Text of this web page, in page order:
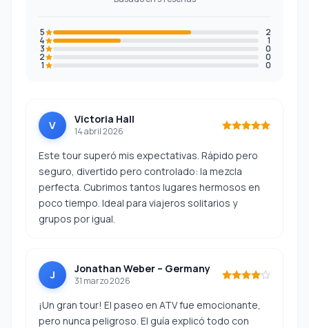
5 2
4 1
3 0
2 0
1 0
V Victoria Hall
14 abril 2026
Este tour superó mis expectativas. Rápido pero
seguro, divertido pero controlado: la mezcla
perfecta. Cubrimos tantos lugares hermosos en
poco tiempo. Ideal para viajeros solitarios y
grupos por igual.
J Jonathan Weber – Germany
31 marzo 2026
¡Un gran tour! El paseo en ATV fue emocionante,
pero nunca peligroso. El guía explicó todo con